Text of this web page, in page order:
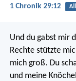
1 Chronik 29:12
Und du gabst mir
Rechte stützte
mich groß. Du
und meine